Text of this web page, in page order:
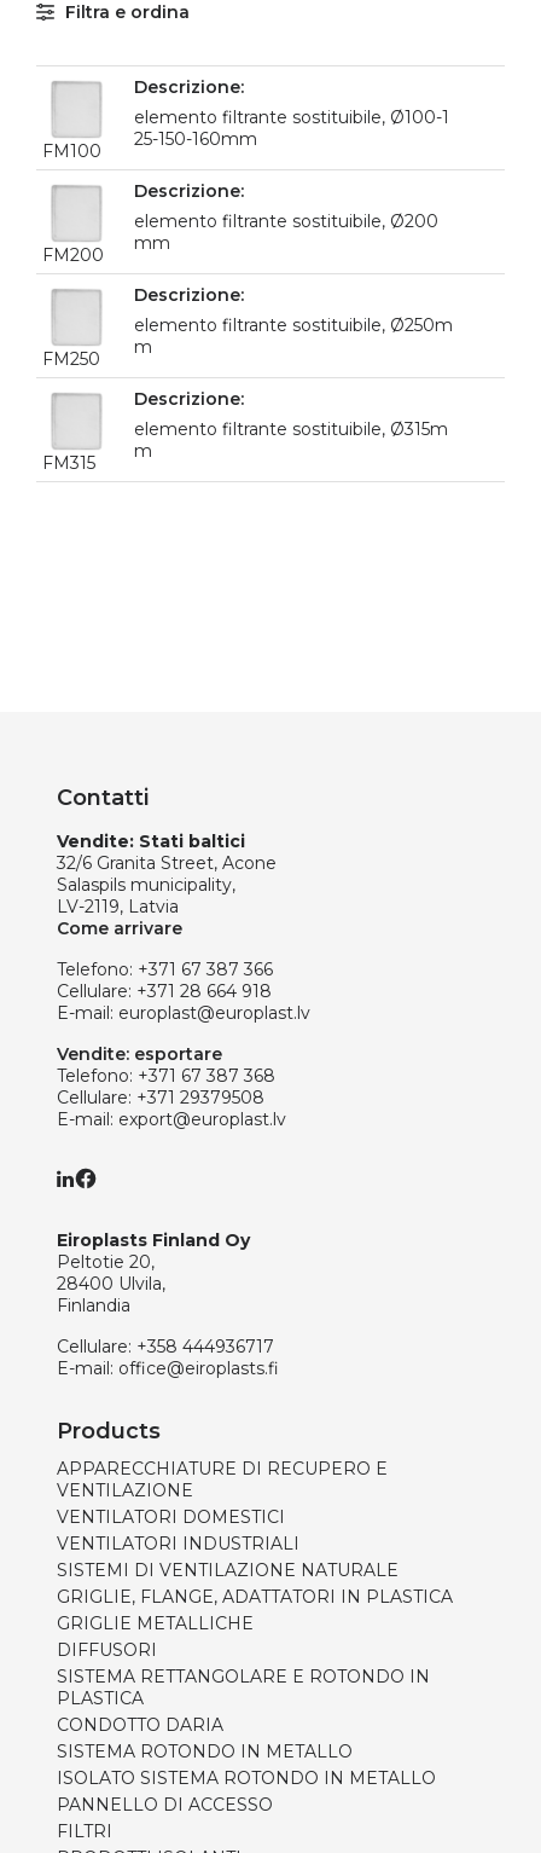
Filtra e ordina
FM100
elemento filtrante sostituibile, Ø100-1
25-150-160mm
FM200
elemento filtrante sostituibile, Ø200
mm
FM250
elemento filtrante sostituibile, Ø250m
m
FM315
elemento filtrante sostituibile, Ø315m
m
Contatti
Vendite: Stati baltici
32/6 Granita Street, Acone
Salaspils municipality,
LV-2119, Latvia
Come arrivare
Telefono: +371 67 387 366
Cellulare: +371 28 664 918
E-mail: europlast@europlast.lv
Vendite: esportare
Telefono: +371 67 387 368
Cellulare: +371 29379508
E-mail: export@europlast.lv
Eiroplasts Finland Oy
Peltotie 20,
28400 Ulvila,
Finlandia
Cellulare: +358 444936717
E-mail: office@eiroplasts.fi
Products
APPARECCHIATURE DI RECUPERO E
VENTILAZIONE
VENTILATORI DOMESTICI
VENTILATORI INDUSTRIALI
SISTEMI DI VENTILAZIONE NATURALE
GRIGLIE, FLANGE, ADATTATORI IN PLASTICA
GRIGLIE METALLICHE
DIFFUSORI
SISTEMA RETTANGOLARE E ROTONDO IN
PLASTICA
CONDOTTO DARIA
SISTEMA ROTONDO IN METALLO
ISOLATO SISTEMA ROTONDO IN METALLO
PANNELLO DI ACCESSO
FILTRI